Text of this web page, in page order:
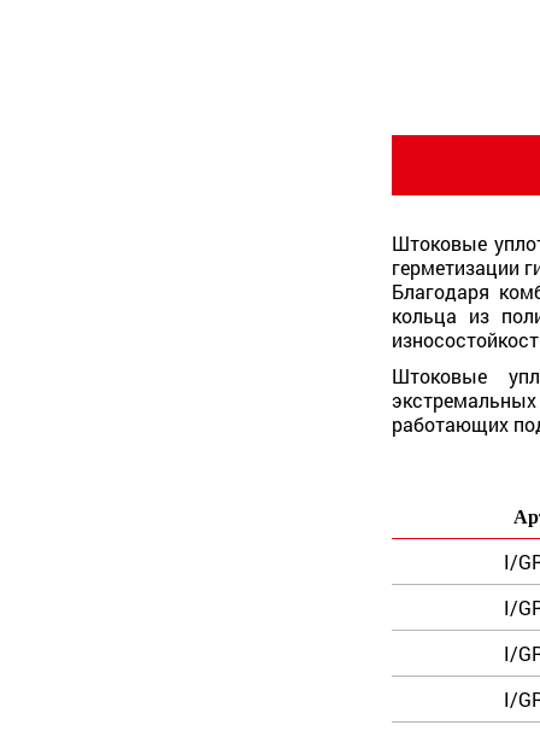
Штоковые
герметизации
Благодаря
кольца из
Штоковые
работающих
I/
I/
I/
I/